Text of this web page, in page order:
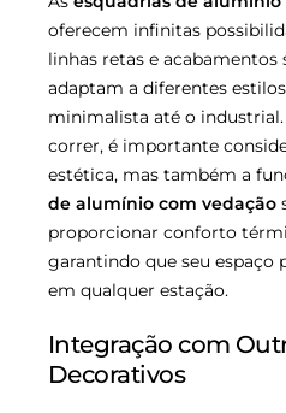
oferecem infinitas
linhas retas e acabamentos
adaptam a diferentes
minimalista até o
correr, é importante
estética, mas também a
de alumínio com vedação
proporcionar conforto
garantindo que seu espaço
em qualquer estação.
Integração com
Decorativos